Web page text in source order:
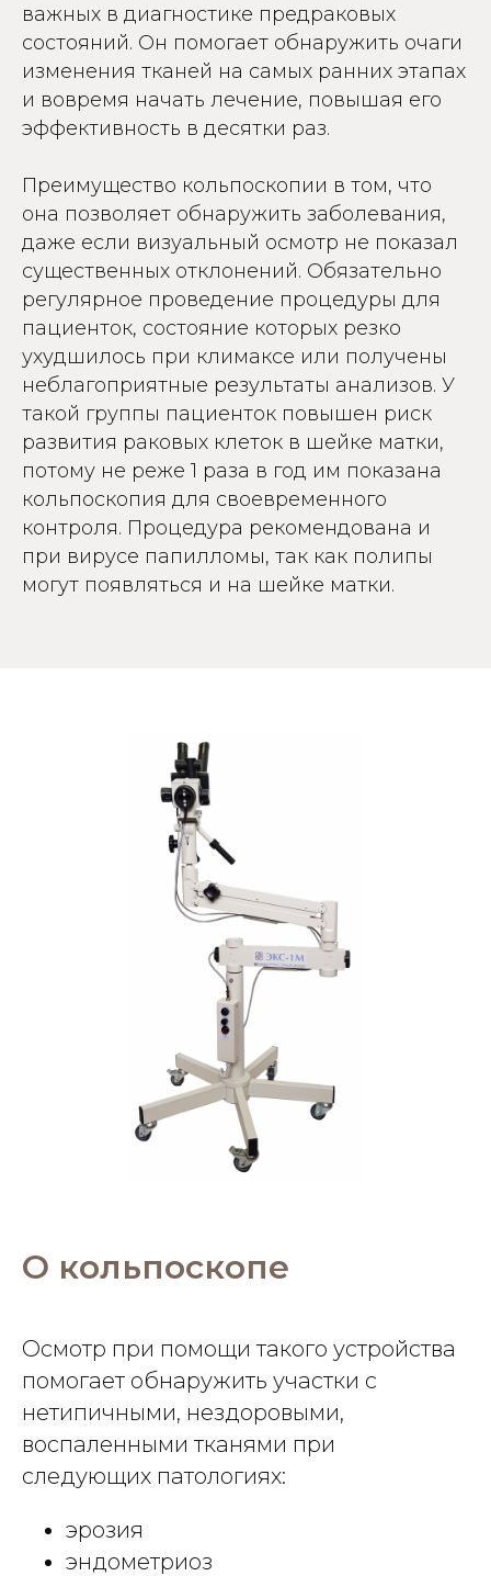
важных в диагностике предраковых
состояний. Он помогает обнаружить очаги
изменения тканей на самых ранних этапах
и вовремя начать лечение, повышая его
эффективность в десятки раз.
Преимущество кольпоскопии в том, что
она позволяет обнаружить заболевания,
даже если визуальный осмотр не показал
существенных отклонений. Обязательно
регулярное проведение процедуры для
пациенток, состояние которых резко
ухудшилось при климаксе или получены
неблагоприятные результаты анализов. У
такой группы пациенток повышен риск
развития раковых клеток в шейке матки,
потому не реже 1 раза в год им показана
кольпоскопия для своевременного
контроля. Процедура рекомендована и
при вирусе папилломы, так как полипы
могут появляться и на шейке матки.
О кольпоскопе
Осмотр при помощи такого устройства
помогает обнаружить участки с
нетипичными, нездоровыми,
воспаленными тканями при
следующих патологиях:
эрозия
эндометриоз